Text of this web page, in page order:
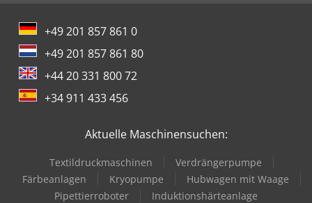
+49 201 857 861 0
+49 201 857 861 80
+44 20 331 800 72
+34 911 433 456
Aktuelle Maschinensuchen:
Textildruckmaschinen
Verdrängerpumpe
Färbeanlagen
Kryopumpe
Hubwagen mit Waage
Pipettierroboter
Induktionshärteanlage